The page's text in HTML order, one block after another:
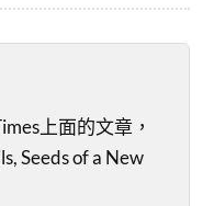
上面的文章，
Seeds of a New